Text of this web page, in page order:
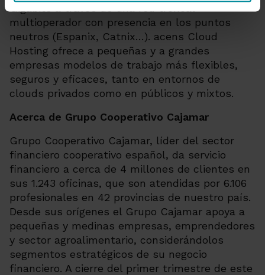
multioperador con presencia en los puntos
neutros (Espanix, Catnix…). acens Cloud
Hosting ofrece a pequeñas y a grandes
empresas modelos de trabajo más flexibles,
seguros y eficaces, tanto en entornos de
clouds privados como en públicos y mixtos.
Acerca de Grupo Cooperativo Cajamar
Grupo Cooperativo Cajamar, líder del sector
financiero cooperativo español, da servicio
financiero a cerca de 4 millones de clientes en
sus 1.243 oficinas, que son atendidas por 6.106
profesionales en 42 provincias de nuestro país.
Desde sus orígenes el Grupo Cajamar apoya a
pequeñas y medinas empresas, emprendedores
y sector agroalimentario, considerándolos
segmentos estratégicos de su negocio
financiero. A cierre del primer trimestre de este